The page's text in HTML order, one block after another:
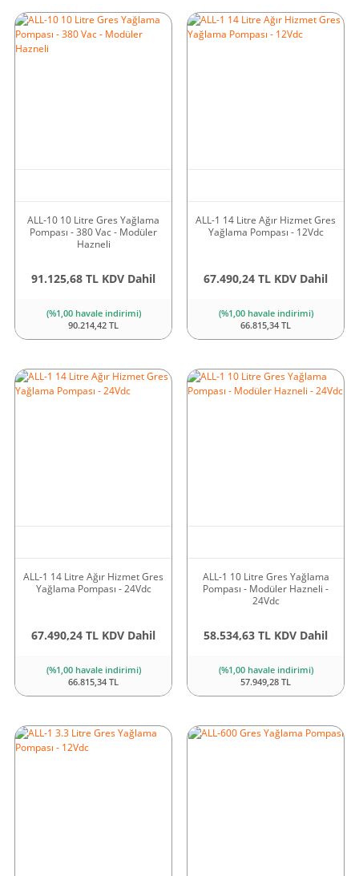
ALL-10 10 Litre Gres Yağlama
Pompası - 380 Vac - Modüler
Hazneli
91.125,68 TL KDV Dahil
(%1,00 havale indirimi)
90.214,42 TL
ALL-1 14 Litre Ağır Hizmet Gres
Yağlama Pompası - 12Vdc
67.490,24 TL KDV Dahil
(%1,00 havale indirimi)
66.815,34 TL
ALL-1 14 Litre Ağır Hizmet Gres
Yağlama Pompası - 24Vdc
67.490,24 TL KDV Dahil
(%1,00 havale indirimi)
66.815,34 TL
ALL-1 10 Litre Gres Yağlama
Pompası - Modüler Hazneli -
24Vdc
58.534,63 TL KDV Dahil
(%1,00 havale indirimi)
57.949,28 TL